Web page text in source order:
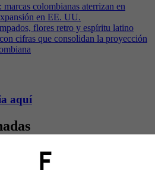
colombianas aterrizan en
en EE. UU.
flores retro y espíritu latino
cifras que consolidan la proyección
aquí